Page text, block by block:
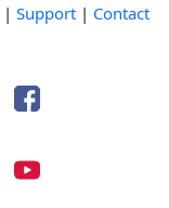
| Support | Contact